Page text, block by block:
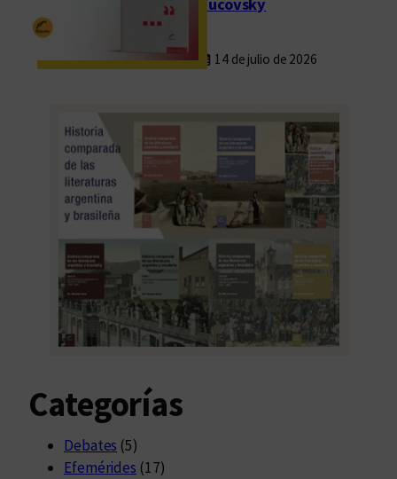
Rucovsky
14 de julio de 2026
Categorías
Debates (5)
Efemérides (17)